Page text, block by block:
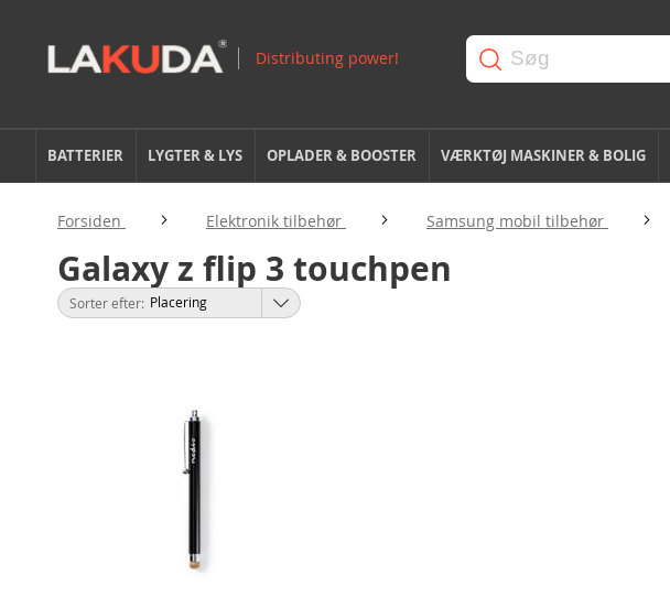
BATTERIER LYGTER & LYS OPLADER & BOOSTER VÆRKTØJ MASKINER & BOLIG
Forsiden Elektronik tilbehør Samsung mobil tilbehør
Galaxy z flip 3 touchpen
Sorter efter